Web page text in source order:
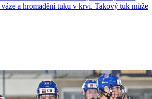
a hromadění tuku v krvi. Takový tuk může